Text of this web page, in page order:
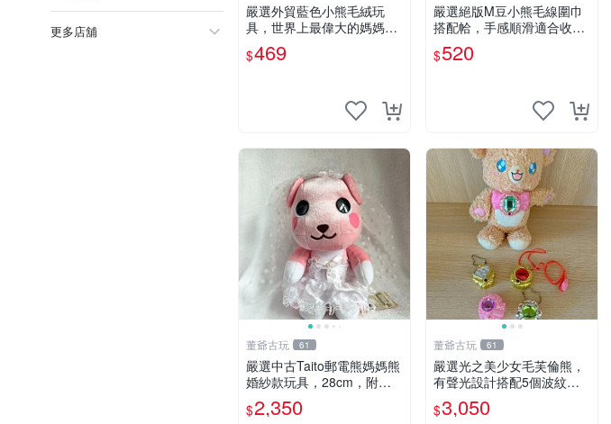
更多店舖
嚴選外貿藍色小熊毛絨玩
具，世界上最偉大的媽媽聖
誕節推薦禮物 五角星 兒童
玩具 母親節
$469
嚴選絕版M豆小熊毛線圍巾
搭配帢，手感順滑適合收藏
絕版M豆小熊、圍巾、毛線
帢 經典好搭
$520
董爺古玩 61
嚴選中古Taito郵電熊媽媽熊
婚紗款玩具，28cm，附原
盒，保存極佳實拍，婚紗細
節清晰可見，偶像收藏推薦
$2,350
董爺古玩 61
嚴選光之美少女毛芙倫熊，
有聲光設計搭配5個波紋
石，成色完美如圖。爽快附
電池，讓愛心不打折扣。 光
$3,050